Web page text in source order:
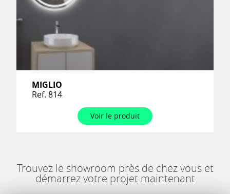
MIGLIO
Ref. 814
Voir le produit
Trouvez le showroom près de chez vous et
démarrez votre projet maintenant